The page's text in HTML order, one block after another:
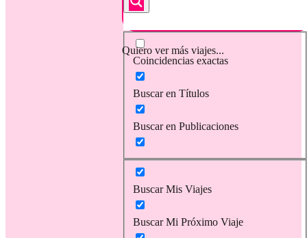
Quiero ver más viajes...
Coincidencias exactas
Buscar en Títulos
Buscar en Publicaciones
Buscar Mis Viajes
Buscar Mi Próximo Viaje